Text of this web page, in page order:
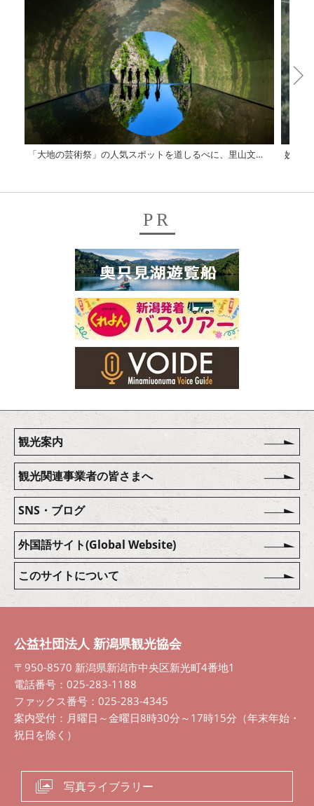
「大地の芸術祭」の人気スポットを道しるべに、里山文化と美食を堪能する2日間 妙高
PR
観光案内
観光関連事業者の皆さまへ
SNS・ブログ
外国語サイト(Global Website)
このサイトについて
公益社団法人 新潟県観光協会
〒950-8570 新潟県新潟市中央区新光町4番地1
電話番号：025-283-1188
ファックス番号：025-283-4345
案内受付：月曜日～金曜日8時30分～17時15分（年末年始・
祝日を除く）
写真ライブラリー